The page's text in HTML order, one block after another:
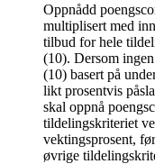
Oppnådd
multiplisert med
tilbud for hele
(10). Dersom
(10) basert på
likt prosentvis
skal oppnå
tildelingskriteriet
vektingsprosent,
øvrige